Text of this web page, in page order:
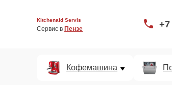
Kitchenaid Servis
Сервис в Пензе +7
Кофемашина